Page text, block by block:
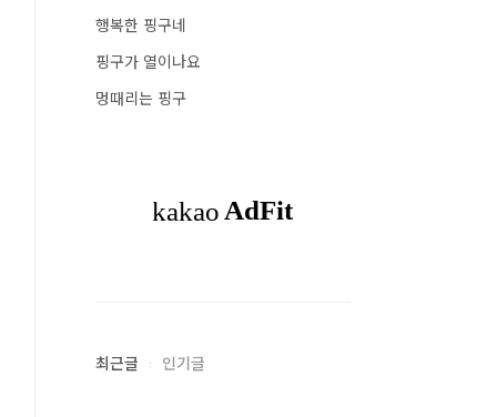
행복한 핑구네
핑구가 열이나요
멍때리는 핑구
최근글 인기글